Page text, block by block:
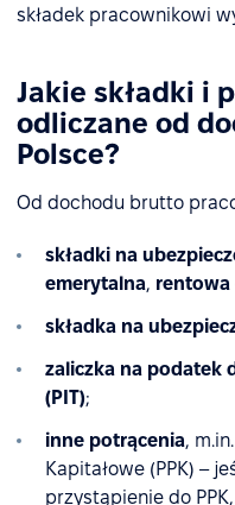
składek pracownikowi
Jakie składki i
odliczane od
Polsce?
Od dochodu brutto
składki na
emerytalna, rentowa
składka na
zaliczka na podatek
(PIT);
inne potrącenia,
Kapitałowe (PPK) –
przystąpienie do